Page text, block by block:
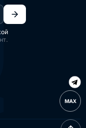
MAX